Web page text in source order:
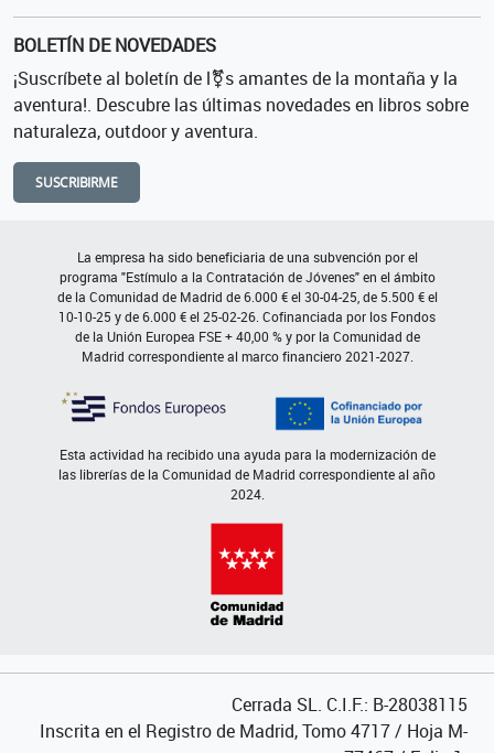
BOLETÍN DE NOVEDADES
¡Suscríbete al boletín de l⚧s amantes de la montaña y la
aventura!. Descubre las últimas novedades en libros sobre
naturaleza, outdoor y aventura.
SUSCRIBIRME
La empresa ha sido beneficiaria de una subvención por el
programa "Estímulo a la Contratación de Jóvenes" en el ámbito
de la Comunidad de Madrid de 6.000 € el 30-04-25, de 5.500 € el
10-10-25 y de 6.000 € el 25-02-26. Cofinanciada por los Fondos
de la Unión Europea FSE + 40,00 % y por la Comunidad de
Madrid correspondiente al marco financiero 2021-2027.
Esta actividad ha recibido una ayuda para la modernización de
las librerías de la Comunidad de Madrid correspondiente al año
2024.
Cerrada SL. C.I.F.: B-28038115
Inscrita en el Registro de Madrid, Tomo 4717 / Hoja M-